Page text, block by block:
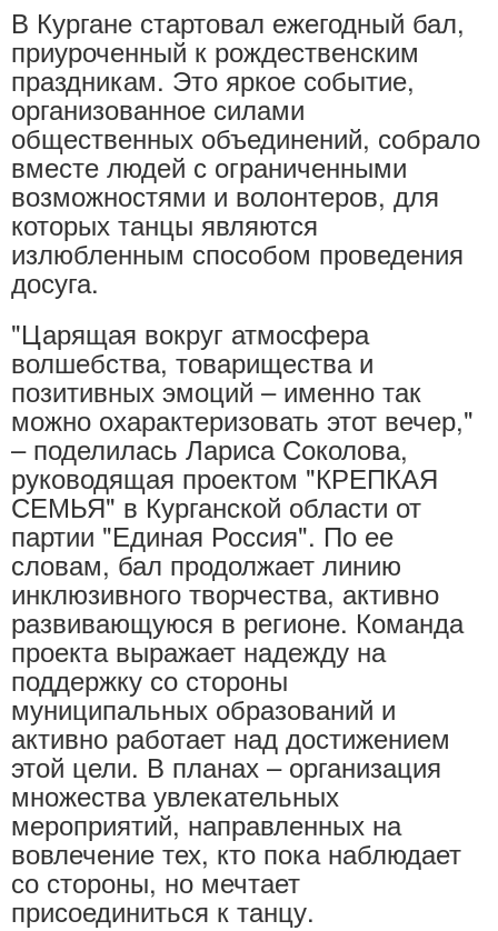
В Кургане стартовал ежегодный бал,
приуроченный к рождественским
праздникам. Это яркое событие,
организованное силами
общественных объединений, собрало
вместе людей с ограниченными
возможностями и волонтеров, для
которых танцы являются
излюбленным способом проведения
досуга.
"Царящая вокруг атмосфера
волшебства, товарищества и
позитивных эмоций – именно так
можно охарактеризовать этот вечер,"
– поделилась Лариса Соколова,
руководящая проектом "КРЕПКАЯ
СЕМЬЯ" в Курганской области от
партии "Единая Россия". По ее
словам, бал продолжает линию
инклюзивного творчества, активно
развивающуюся в регионе. Команда
проекта выражает надежду на
поддержку со стороны
муниципальных образований и
активно работает над достижением
этой цели. В планах – организация
множества увлекательных
мероприятий, направленных на
вовлечение тех, кто пока наблюдает
со стороны, но мечтает
присоединиться к танцу.